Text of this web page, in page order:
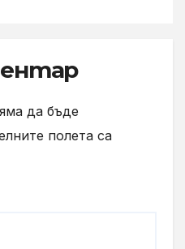
да бъде
полета са